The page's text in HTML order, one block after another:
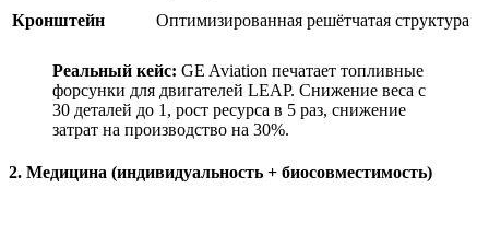
Кронштейн
Оптимизированная решётчатая структура
Реальный кейс: GE Aviation печатает топливные
форсунки для двигателей LEAP. Снижение веса с
30 деталей до 1, рост ресурса в 5 раз, снижение
затрат на производство на 30%.
2. Медицина (индивидуальность + биосовместимость)